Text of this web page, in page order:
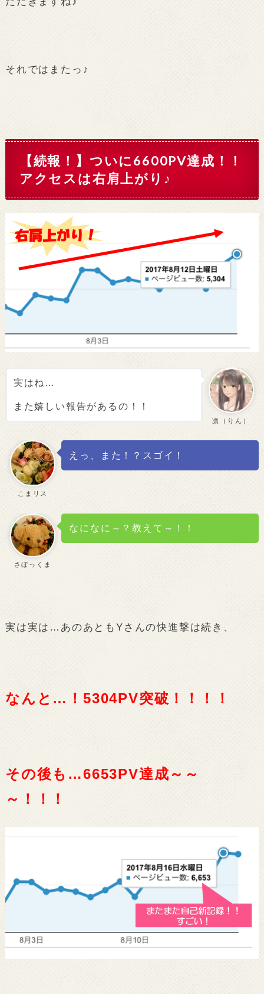
それではまたっ♪
【続報！】ついに6600PV達成！！
アクセスは右肩上がり♪
凛（りん）
実はね…
また嬉しい報告があるの！！
こまリス
えっ、また！？スゴイ！
さぼっくま
なになに～？教えて～！！
実は実は…あのあともYさんの快進撃は続き、
なんと…！5304PV突破！！！！
その後も…6653PV達成～～
～！！！